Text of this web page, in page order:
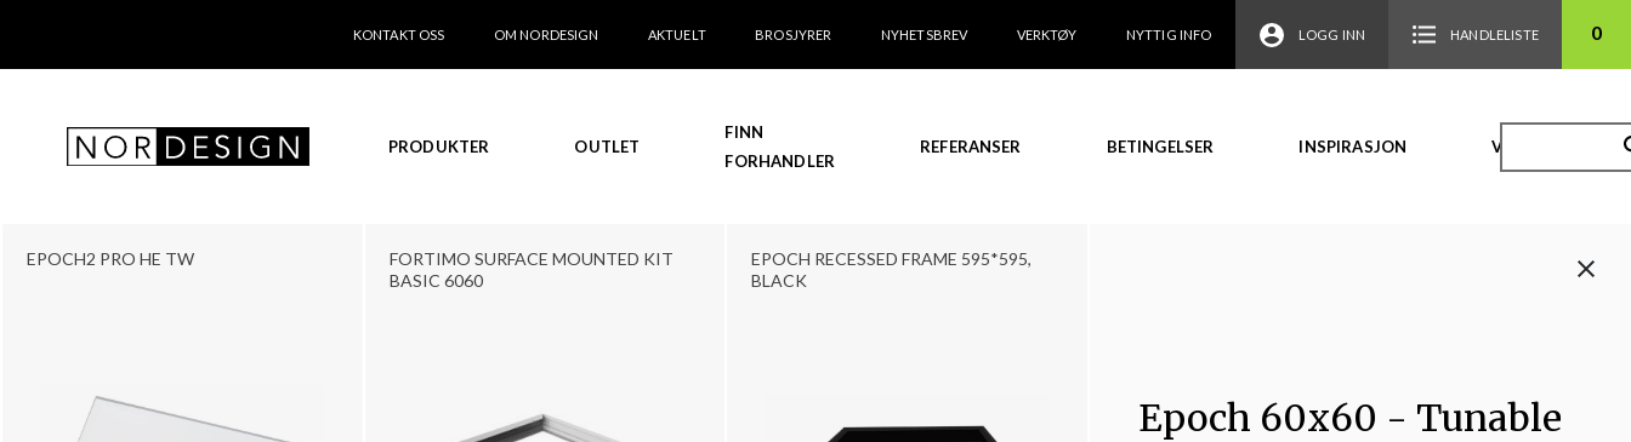
KONTAKT OSS OM NORDESIGN AKTUELT BROSJYRER NYHETSBREV VERKTØY NYTTIG INFO LOGG INN HANDLELISTE 0
PRODUKTER OUTLET
FINN
FORHANDLER
REFERANSER BETINGELSER INSPIRASJON VIDEO
EPOCH2 PRO HE TW
FORTIMO SURFACE MOUNTED KIT
BASIC 6060
EPOCH RECESSED FRAME 595*595,
BLACK
Epoch 60x60 - Tunable